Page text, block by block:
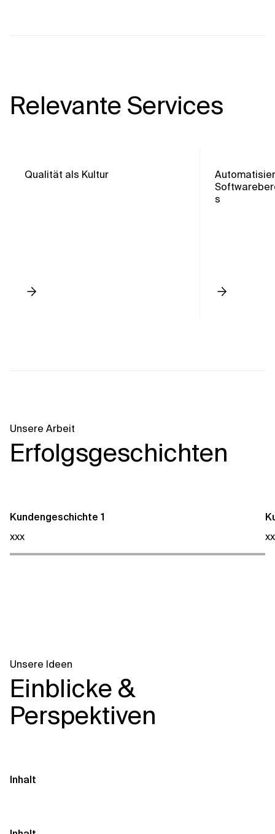
Relevante Services
Qualität als Kultur
s
Unsere Arbeit
Erfolgsgeschichten
Kundengeschichte 1
xxx
Unsere Ideen
Einblicke &
Perspektiven
Inhalt